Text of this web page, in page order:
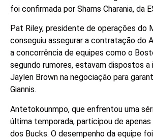
foi confirmada por Shams Charania, da
Pat Riley, presidente de operações do
conseguiu assegurar a contratação do
a concorrência de equipes como o
segundo rumores, estavam dispostos a
Jaylen Brown na negociação para
Giannis.
Antetokounmpo, que enfrentou uma
última temporada, participou de
dos Bucks. O desempenho da equipe